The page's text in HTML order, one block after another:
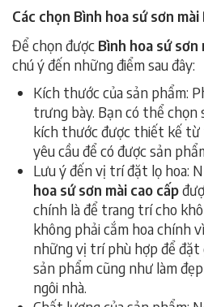
Các chọn Bình hoa sứ sơn
Để chọn được Bình hoa sứ sơn
chú ý đến những điểm sau đây:
Kích thước của sản phẩm:
trưng bày. Bạn có thể chọn
kích thước được thiết kế
yêu cầu để có được sản
Lưu ý đến vị trí đặt lọ hoa:
hoa sứ sơn mài cao cấp
chính là để trang trí cho
không phải cắm hoa chính
những vị trí phù hợp để đặt
sản phẩm cũng như làm
ngôi nhà.